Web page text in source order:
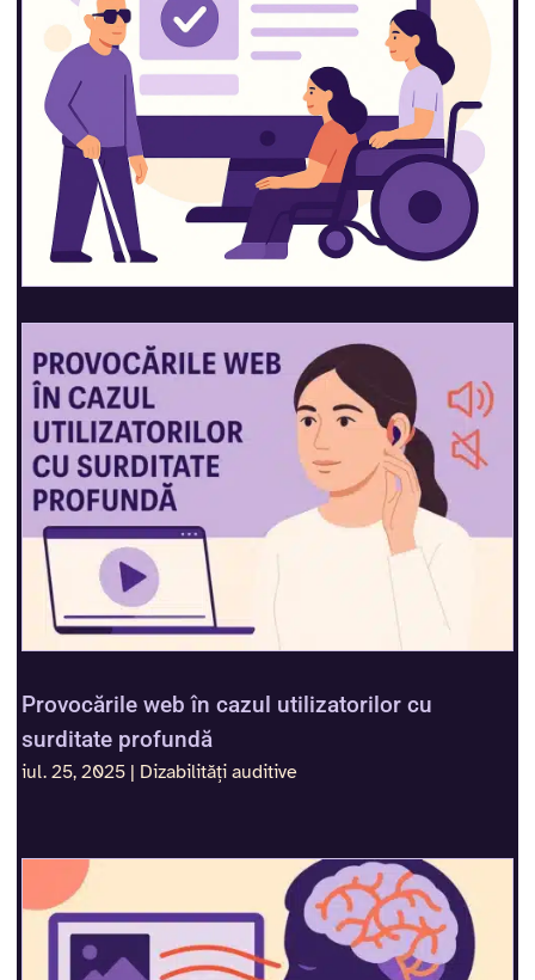
Provocările web în cazul utilizatorilor cu
surditate profundă
iul. 25, 2025 | Dizabilități auditive